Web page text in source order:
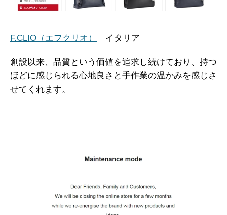
F.CLIO（エフクリオ） イタリア
創設以来、品質という価値を追求し続けており、持つ
ほどに感じられる心地良さと手作業の温かみを感じさ
せてくれます。